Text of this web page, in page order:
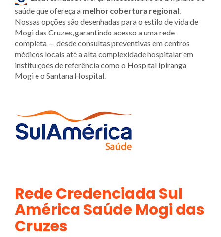
saúde que ofereça a melhor cobertura regional.
Nossas opções são desenhadas para o estilo de vida de
Mogi das Cruzes, garantindo acesso a uma rede
completa — desde consultas preventivas em centros
médicos locais até a alta complexidade hospitalar em
instituições de referência como o Hospital Ipiranga
Mogi e o Santana Hospital.
Rede Credenciada Sul
América Saúde Mogi das
Cruzes